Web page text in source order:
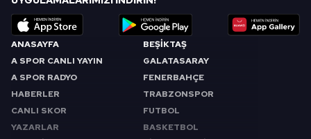
ANASAYFA
A SPOR CANLI YAYIN
A SPOR RADYO
HABERLER
CANLI SKOR
YAZARLAR
BEŞİKTAŞ
GALATASARAY
FENERBAHÇE
TRABZONSPOR
FUTBOL
BASKETBOL